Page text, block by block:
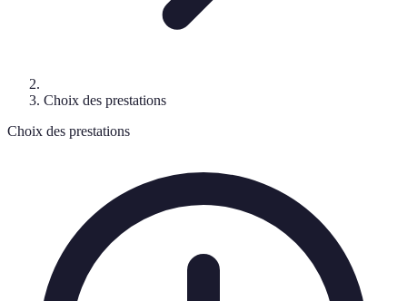
Choix des prestations
Choix des prestations